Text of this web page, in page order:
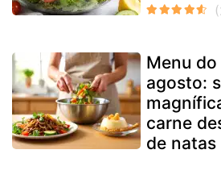
Menu
agosto:
carne
de natas